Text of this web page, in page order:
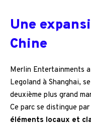
Une
Chine
Merlin Entertainments
Legoland à Shanghai,
deuxième plus grand
Ce parc se distingue
éléments locaux et